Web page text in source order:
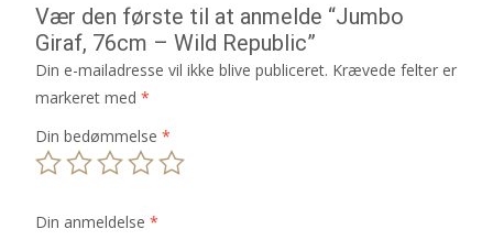
Vær den første til at anmelde “Jumbo
Giraf, 76cm – Wild Republic”
Din e-mailadresse vil ikke blive publiceret. Krævede felter er
markeret med *
Din bedømmelse *
Din anmeldelse *